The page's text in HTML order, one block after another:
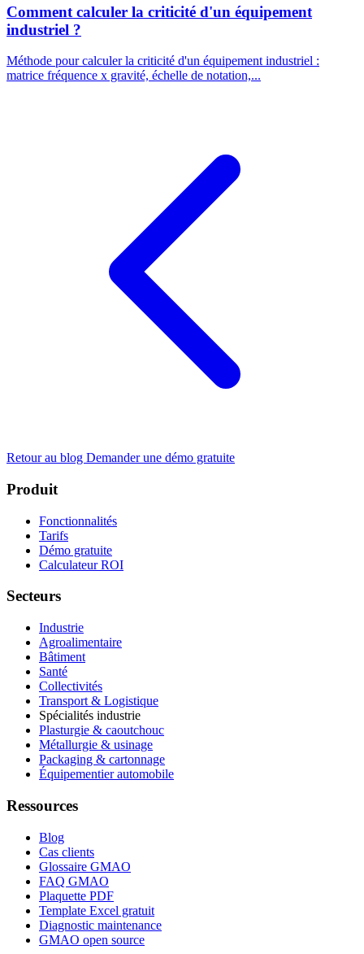
Comment calculer la criticité d'un équipement
industriel ?
Méthode pour calculer la criticité d'un équipement industriel :
matrice fréquence x gravité, échelle de notation,...
Retour au blog Demander une démo gratuite
Produit
Fonctionnalités
Tarifs
Démo gratuite
Calculateur ROI
Secteurs
Industrie
Agroalimentaire
Bâtiment
Santé
Collectivités
Transport & Logistique
Spécialités industrie
Plasturgie & caoutchouc
Métallurgie & usinage
Packaging & cartonnage
Équipementier automobile
Ressources
Blog
Cas clients
Glossaire GMAO
FAQ GMAO
Plaquette PDF
Template Excel gratuit
Diagnostic maintenance
GMAO open source